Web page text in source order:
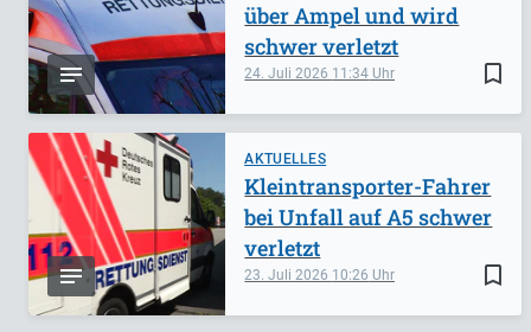
bookmark_border
24. Juli 2026 11:34
über Ampel und wird
schwer verletzt
AKTUELLES
bookmark_border
23. Juli 2026 10:26
Kleintransporter-Fahrer
bei Unfall auf A5 schwer
verletzt